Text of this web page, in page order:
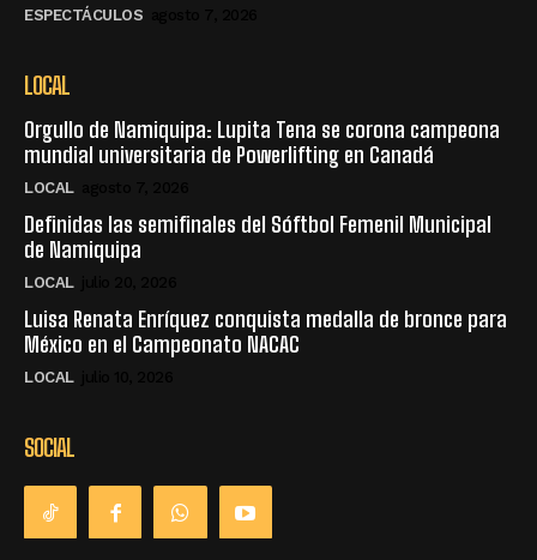
ESPECTÁCULOS
LOCAL
Orgullo de Namiquipa: Lupita Tena se corona campeona
mundial universitaria de Powerlifting en Canadá
LOCAL
Definidas las semifinales del Sóftbol Femenil Municipal
de Namiquipa
LOCAL
Luisa Renata Enríquez conquista medalla de bronce para
México en el Campeonato NACAC
LOCAL
SOCIAL